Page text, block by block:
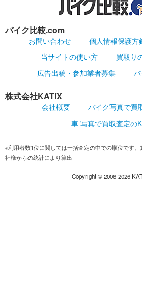
バイク比較.com
お問い合わせ 個人情報保護方
当サイトの使い方
買取り
広告出稿・参加業者募集
株式会社KATIX
会社概要
バイク写真で買
車 写真で買取査定の
※利用者数1位に関しては一括査定の中での順位です
社様からの統計により算出
Copyright ©2006-2026